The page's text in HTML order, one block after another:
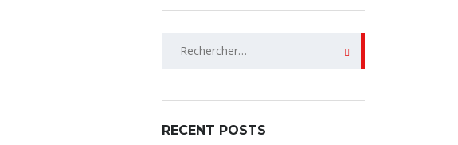
RECENT POSTS